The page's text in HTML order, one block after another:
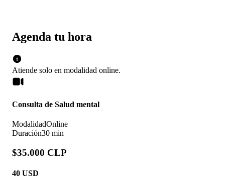
Agenda tu hora
Atiende solo en modalidad online.
Consulta de Salud mental
ModalidadOnline
Duración30 min
$35.000 CLP
40 USD